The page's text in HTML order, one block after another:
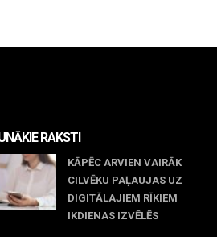
RAKSTI
KĀPĒC ARVIEN VAIRĀK
CILVĒKU PAĻAUJAS UZ
DIGITĀLAJIEM RĪKIEM
IKDIENAS IZVĒLĒS